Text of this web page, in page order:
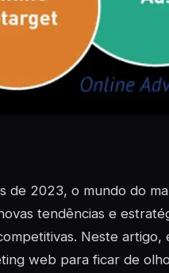
de 2023, o mundo do
tendências e
Neste artigo,
web para ficar de